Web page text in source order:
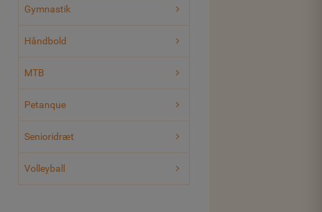
Gymnastik
Håndbold
MTB
Petanque
Senioridræt
Volleyball